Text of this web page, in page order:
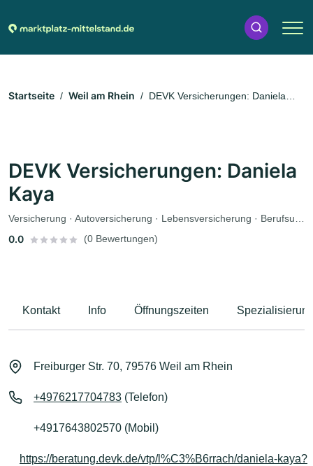
Startseite Weil am Rhein
DEVK Versicherungen: Daniela
DEVK Versicherungen: Daniela
Kaya
Versicherung · Autoversicherung · Lebensversicherung · Berufsunfähigkeitsversicherung
0.0 (0 Bewertungen)
Kontakt Info Öffnungszeiten
Freiburger Str. 70, 79576 Weil am Rhein
+4976217704783 (Telefon)
+4917643802570 (Mobil)
https://beratung.devk.de/vtp/l%C3%B6rrach/daniela-kaya?